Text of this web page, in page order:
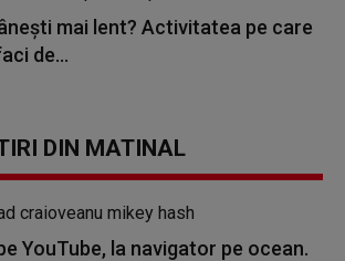
mai lent? Activitatea pe care
de...
DIN MATINAL
YouTube, la navigator pe ocean.